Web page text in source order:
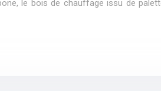
le bois de chauffage issu de